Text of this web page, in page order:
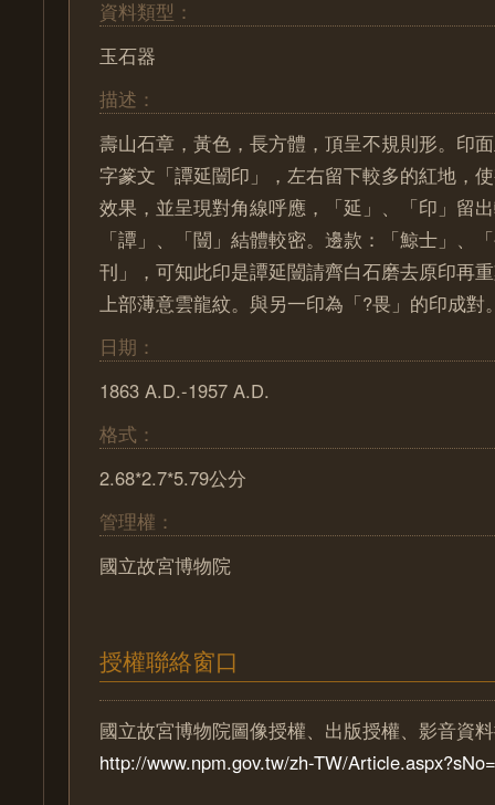
資料類型：
玉石器
描述：
壽山石章，黃色，長方體，頂呈不規則形。印
字篆文「譚延闓印」，左右留下較多的紅地，
效果，並呈現對角線呼應，「延」、「印」留
「譚」、「闓」結體較密。邊款：「鯨士」、
刊」，可知此印是譚延闓請齊白石磨去原印再
上部薄意雲龍紋。與另一印為「?畏」的印成對
日期：
1863 A.D.-1957 A.D.
格式：
2.68*2.7*5.79公分
管理權：
國立故宮博物院
授權聯絡窗口
國立故宮博物院圖像授權、出版授權、影音資
http://www.npm.gov.tw/zh-TW/